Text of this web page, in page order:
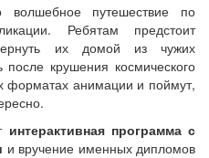
путешествие по
Ребятам предстоит
их домой из чужих
крушения космического
форматах анимации и поймут,
интерактивная программа с
и вручение именных дипломов